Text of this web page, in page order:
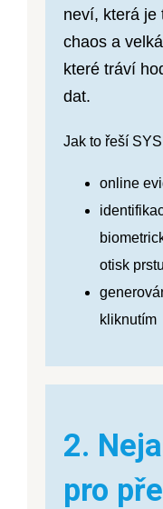
neví, která je
chaos a
které tráví
dat.
Jak to řeší
online
otisk
kliknutím
2.
pro